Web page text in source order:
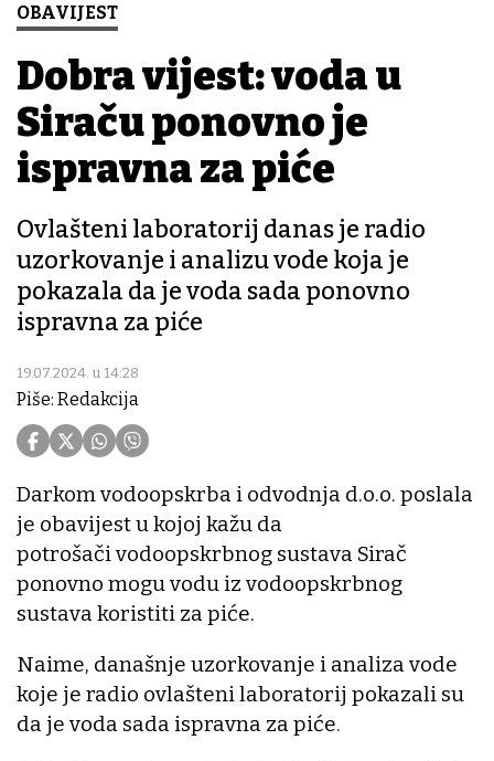
OBAVIJEST
Dobra vijest: voda u
Siraču ponovno je
ispravna za piće
Ovlašteni laboratorij danas je radio
uzorkovanje i analizu vode koja je
pokazala da je voda sada ponovno
ispravna za piće
19.07.2024. u 14:28
Piše: Redakcija
Darkom vodoopskrba i odvodnja d.o.o. poslala
je obavijest u kojoj kažu da
potrošači vodoopskrbnog sustava Sirač
ponovno mogu vodu iz vodoopskrbnog
sustava koristiti za piće.
Naime, današnje uzorkovanje i analiza vode
koje je radio ovlašteni laboratorij pokazali su
da je voda sada ispravna za piće.